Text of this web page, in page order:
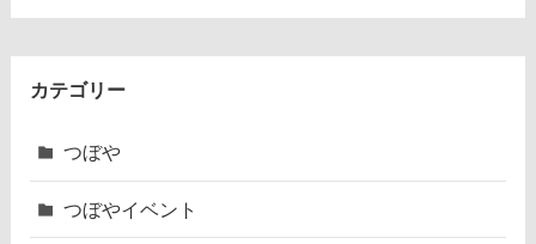
カテゴリー
つぼや
つぼやイベント